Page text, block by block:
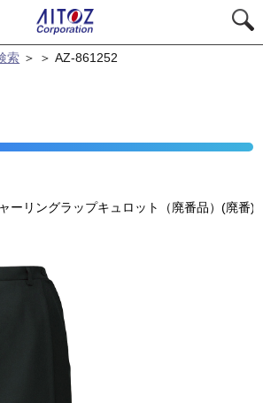
索 ＞ ＞AZ-861252
ーリングラップキュロット（廃番品）(廃番)